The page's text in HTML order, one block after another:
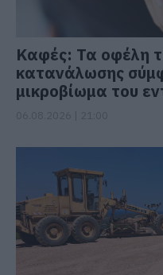
Καφές: Τα οφέλη
κατανάλωσης
μικροβίωμα του